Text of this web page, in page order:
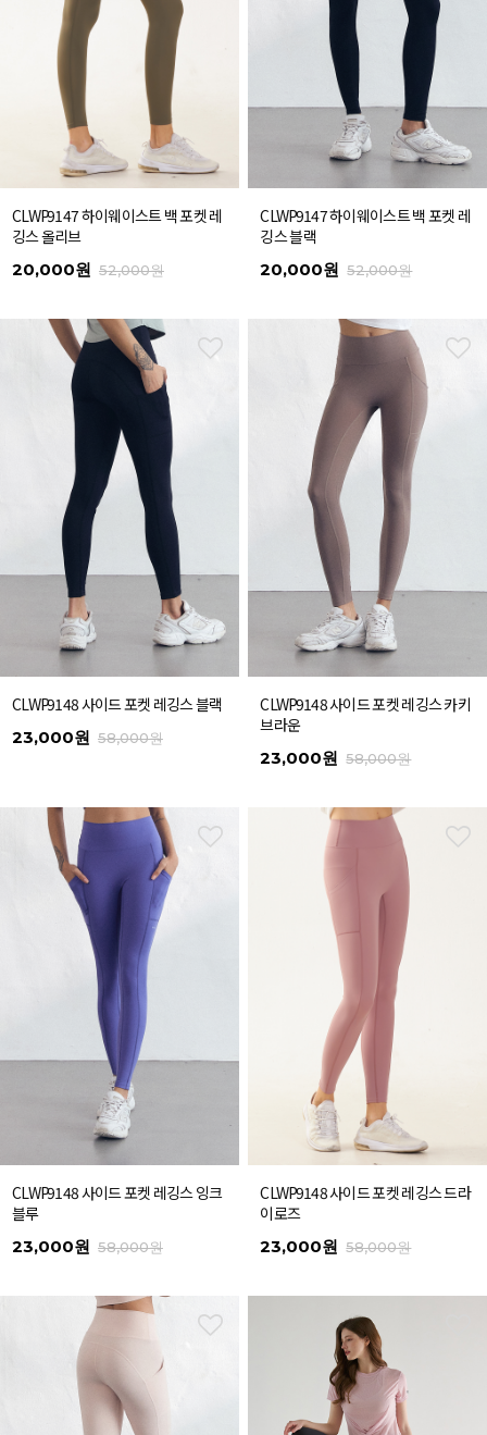
CLWP9147 하이웨이스트 백 포켓 레
깅스 올리브
20,000원 52,000원
CLWP9147 하이웨이스트 백 포켓 레
깅스 블랙
20,000원 52,000원
CLWP9148 사이드 포켓 레깅스 블랙
23,000원 58,000원
CLWP9148 사이드 포켓 레깅스 카키
브라운
23,000원 58,000원
CLWP9148 사이드 포켓 레깅스 잉크
블루
23,000원 58,000원
CLWP9148 사이드 포켓 레깅스 드라
이로즈
23,000원 58,000원